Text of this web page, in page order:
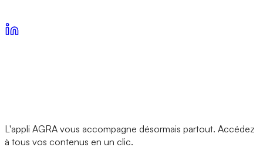
L'appli AGRA vous accompagne désormais partout. Accédez
à tous vos contenus en un clic.